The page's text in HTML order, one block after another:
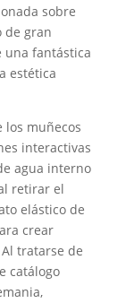
sobre
de gran
una fantástica
estética
los muñecos
interactivas
agua interno
retirar el
elástico de
crear
tratarse de
catálogo